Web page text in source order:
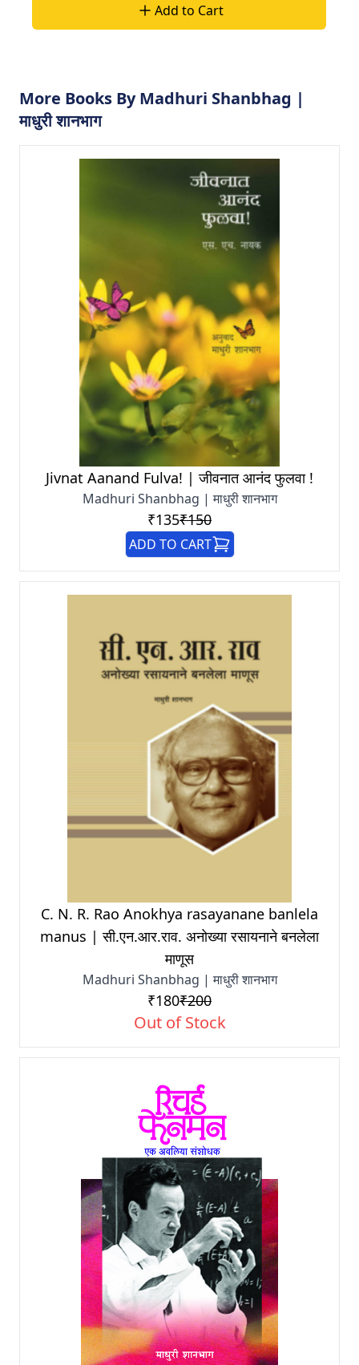
Add to Cart
More Books By Madhuri Shanbhag |
माधुरी शानभाग
Jivnat Aanand Fulva! | जीवनात आनंद फुलवा !
Madhuri Shanbhag | माधुरी शानभाग
₹135₹150
ADD TO CART
C. N. R. Rao Anokhya rasayanane banlela
manus | सी.एन.आर.राव. अनोख्या रसायनाने बनलेला
माणूस
Madhuri Shanbhag | माधुरी शानभाग
₹180₹200
Out of Stock